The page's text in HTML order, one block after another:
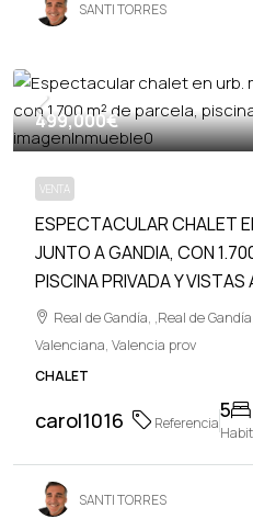
SANTI TORRES
499,000€
VENTA
ESPECTACULAR CHALET
JUNTO A GANDIA, CON
PISCINA PRIVADA Y
Real de Gandía, ,Real de
Valenciana, Valencia prov
CHALET
carol1016 Referencia
5
SANTI TORRES